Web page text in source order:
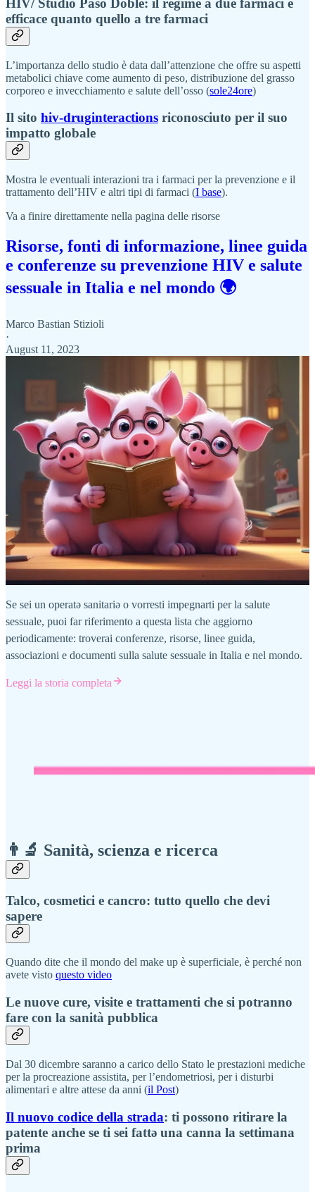
HIV/ Studio Paso Doble: il regime a due farmaci è
efficace quanto quello a tre farmaci
L’importanza dello studio è data dall’attenzione che offre su aspetti
metabolici chiave come aumento di peso, distribuzione del grasso
corporeo e invecchiamento e salute dell’osso (sole24ore)
Il sito hiv-druginteractions riconosciuto per il suo
impatto globale
Mostra le eventuali interazioni tra i farmaci per la prevenzione e il
trattamento dell’HIV e altri tipi di farmaci (I base).
Va a finire direttamente nella pagina delle risorse
Risorse, fonti di informazione, linee guida
e conferenze su prevenzione HIV e salute
sessuale in Italia e nel mondo 🌍
Marco Bastian Stizioli
·
August 11, 2023
Se sei un operatə sanitariə o vorresti impegnarti per la salute
sessuale, puoi far riferimento a questa lista che aggiorno
periodicamente: troverai conferenze, risorse, linee guida,
associazioni e documenti sulla salute sessuale in Italia e nel mondo.
Leggi la storia completa
👨‍🔬 Sanità, scienza e ricerca
Talco, cosmetici e cancro: tutto quello che devi
sapere
Quando dite che il mondo del make up è superficiale, è perché non
avete visto questo video
Le nuove cure, visite e trattamenti che si potranno
fare con la sanità pubblica
Dal 30 dicembre saranno a carico dello Stato le prestazioni mediche
per la procreazione assistita, per l’endometriosi, per i disturbi
alimentari e altre attese da anni (il Post)
Il nuovo codice della strada: ti possono ritirare la
patente anche se ti sei fattə una canna la settimana
prima